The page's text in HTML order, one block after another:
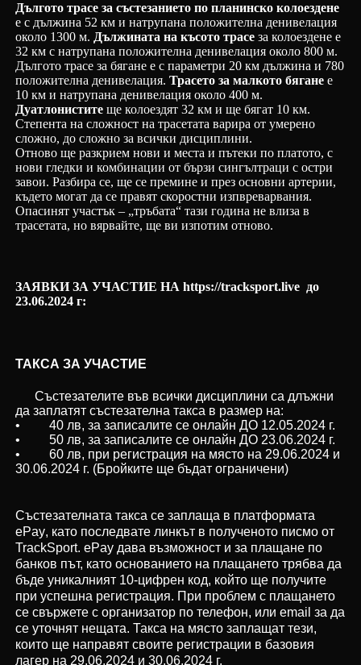
Дългото трасе за състезанието по планинско колоездене
е с дължина 52 км и натрупана положителна денивелация
около 1300 м. Дължината на късото трасеза колоездене е
32 км с натрупана положителна денивелация около 800 м.
Дългото трасе за бягане е с параметри 20 км дължина и 780
положителна денивелация. Трасето за малкото бяганее
10 км и натрупана денивелация около 400 м.
Дуатлониститеще колоездят 32 км и ще бягат 10 км.
Степента на сложност на трасетата варира от умерено
сложно, до сложно за всички дисциплини.
Отново ще разкрием нови и места и пътеки по платото, с
нови гледки и комбинации от бързи сингълтраци с остри
завои. Разбира се, ще се премине и през основни артерии,
където могат да се правят скоростни изпвреварвания.
Опасинят участък – „тръбата“ тази година не влиза в
трасетата, но вярвайте, ще ви изпотим отново.
ЗАЯВКИ ЗА УЧАСТИЕ НА https://tracksport.live до
23.06.2024 г:
ТАКСА ЗА УЧАСТИ Е
Състезателите във всички дисциплини са длъжни
да заплатят състезателна такса в размер на:
• 40 лв, за записалите се онлайн ДО 12.05.2024 г.
• 50 лв, за записалите се онлайн ДО 23.06.2024 г.
• 60 лв, при регистрация на място на 29.06.2024 и
30.06.2024 г. (Бройките ще бъдат ограничени)
Състезателната такса се заплаща в платформата
ePay, като последвате линкът в полученото писмо от
TrackSport. ePayдава възможност и за плащане по
банков път, като основанието на плащането трябва да
бъде уникалният 10-цифрен код, който ще получите
при успешна регистрация. При проблем с плащането
се свържете с организатор по телефон, или email за да
се уточнят нещата. Такса на място заплащат тези,
които ще направят своите регистрации в базовия
лагер на 29.06.2024 и 30.06.2024 г.